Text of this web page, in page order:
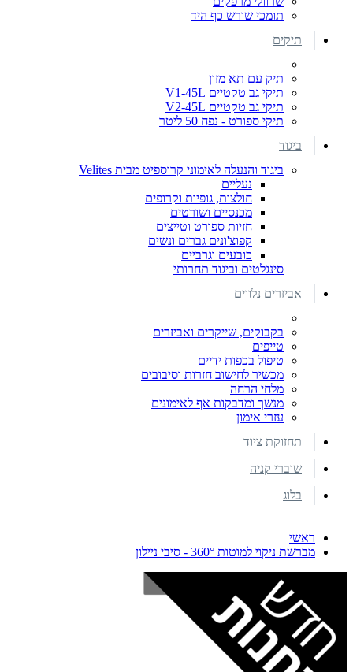
תומכי שורש כף היד
תיקים
תיק עם תא מזון
תיקי גב טקטיים V1-45L
תיקי גב טקטיים V2-45L
תיקי ספורט - נפח 50 ליטר
ביגוד
ביגוד והנעלה לאימוני קרוספיט מבית Velites
נעליים
חולצות, גופיות וקרופים
מכנסיים ושורטים
חזיות ספורט וטייצים
קפוצ'ונים גברים ונשים
כובעים וגרביים
סינגלטים וביגוד תחרותי
אביזרים נלווים
בקבוקים, שייקרים ואביזרים
טייפים
טיפול בכפות ידיים
מכשיר לחישוב חזרות וסיבובים
מלחי הרחה
מנשך ומדבקות אף לאימונים
עזרי אימון
תחזוקת ציוד
שוברי קניה
בלוג
ראשי
מברשת ניקוי למוטות 360° - סיבי ניילון